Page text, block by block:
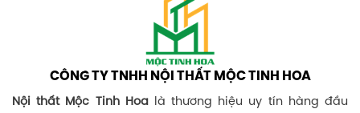
CÔNG TY TNHH NỘI THẤT MỘC TINH HOA
Nội thất Mộc Tinh Hoalà thương hiệu uy tín hàng đầu